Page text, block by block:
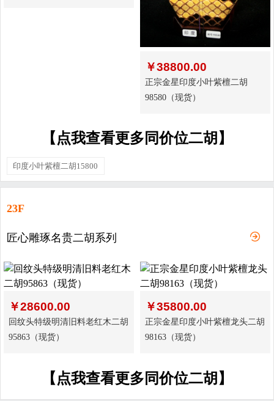
￥38800.00
正宗金星印度小叶紫檀二胡
98580（现货）
【点我查看更多同价位二胡】
印度小叶紫檀二胡15800
23F
匠心雕琢名贵二胡系列
￥28600.00
回纹头特级明清旧料老红木二胡
95863（现货）
￥35800.00
正宗金星印度小叶紫檀龙头二胡
98163（现货）
【点我查看更多同价位二胡】